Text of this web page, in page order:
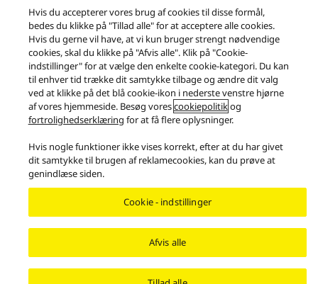
Facebook
Instagram
Vilkår for anvendelse
Databeskyttelse
Kontakt os
Cookiepolitik
Tilgængelighedserklæring
Rapporter hindringer
EU Data Act
Retlig garanti
Area/Country
Copyright © 2026 Panasonic All rights reserved.
Hvis du accepterer vores brug af cookies til disse formål,
bedes du klikke på "Tillad alle" for at acceptere alle cookies.
Hvis du gerne vil have, at vi kun bruger strengt nødvendige
cookies, skal du klikke på "Afvis alle". Klik på "Cookie-
indstillinger" for at vælge den enkelte cookie-kategori. Du kan
til enhver tid trække dit samtykke tilbage og ændre dit valg
ved at klikke på det blå cookie-ikon i nederste venstre hjørne
af vores hjemmeside. Besøg vorescookiepolitikog
fortrolighedserklæring for at få flere oplysninger.
Hvis nogle funktioner ikke vises korrekt, efter at du har givet
dit samtykke til brugen af reklamecookies, kan du prøve at
genindlæse siden.
Cookie - indstillinger
Afvis alle